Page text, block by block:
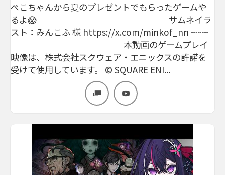
ぺこちゃんから夏のプレゼントでもらったゲームや
るよ😱 ┈┈┈┈┈┈┈┈┈┈┈┈┈┈┈ サムネイラ
スト：みんこふ 様 https://x.com/minkof_nn ┈┈
┈┈┈┈┈┈┈┈┈┈┈┈┈ 本動画のゲームプレイ
映像は、株式会社スクウェア・エニックスの許諾を
受けて使用しています。 © SQUARE ENI...